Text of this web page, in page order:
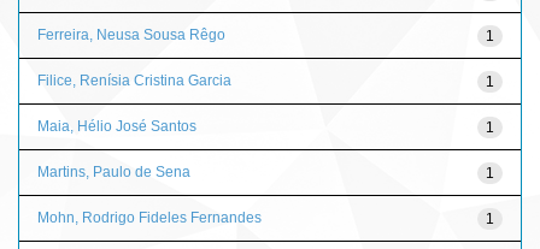
1
Ferreira, Neusa Sousa Rêgo
1
Filice, Renísia Cristina Garcia
1
Maia, Hélio José Santos
1
Martins, Paulo de Sena
1
Mohn, Rodrigo Fideles Fernandes